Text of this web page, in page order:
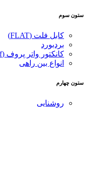
ستون سوم
کابل فلت (FLAT)
بردبورد
کانکتور واتر پروف (Waterproof)
انواع بین راهی
ستون چهارم
روشنایی